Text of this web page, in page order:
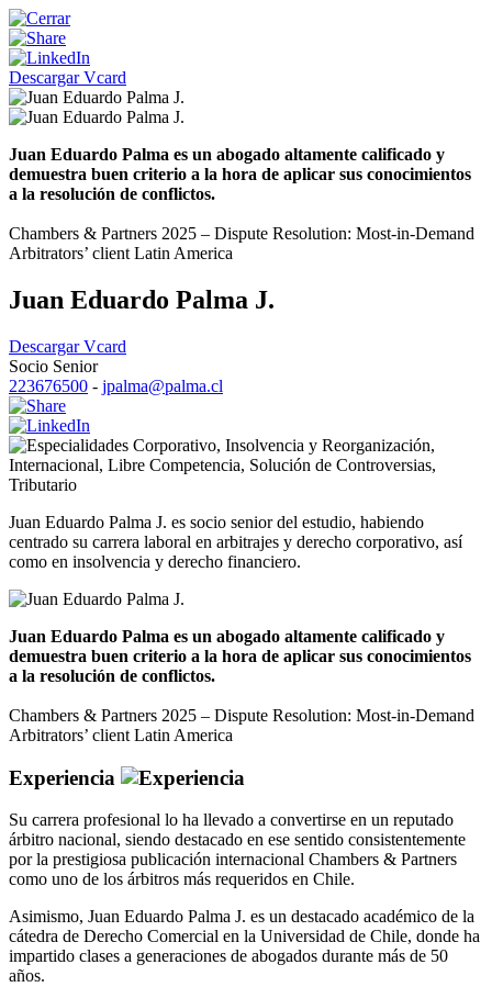
Descargar Vcard
Juan Eduardo Palma es un abogado altamente calificado y
demuestra buen criterio a la hora de aplicar sus conocimientos
a la resolución de conflictos.
Chambers & Partners 2025 – Dispute Resolution: Most-in-Demand
Arbitrators’ client Latin America
Juan Eduardo Palma J.
Descargar Vcard
Socio Senior
223676500 - jpalma@palma.cl
Corporativo, Insolvencia y Reorganización,
Internacional, Libre Competencia, Solución de Controversias,
Tributario
Juan Eduardo Palma J. es socio senior del estudio, habiendo
centrado su carrera laboral en arbitrajes y derecho corporativo, así
como en insolvencia y derecho financiero.
Juan Eduardo Palma es un abogado altamente calificado y
demuestra buen criterio a la hora de aplicar sus conocimientos
a la resolución de conflictos.
Chambers & Partners 2025 – Dispute Resolution: Most-in-Demand
Arbitrators’ client Latin America
Experiencia
Su carrera profesional lo ha llevado a convertirse en un reputado
árbitro nacional, siendo destacado en ese sentido consistentemente
por la prestigiosa publicación internacional Chambers & Partners
como uno de los árbitros más requeridos en Chile.
Asimismo, Juan Eduardo Palma J. es un destacado académico de la
cátedra de Derecho Comercial en la Universidad de Chile, donde ha
impartido clases a generaciones de abogados durante más de 50
años.